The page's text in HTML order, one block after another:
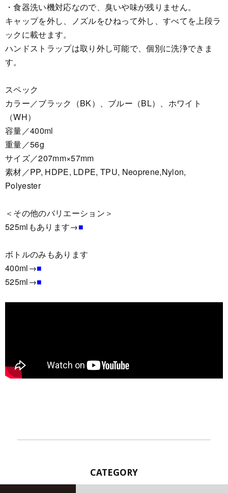
・食器洗い機対応なので、臭いや味が残りません。
キャップを外し、ノズルをひねって外し、すべてを上段ラ
ックに載せます。
ハンドストラップは取り外し可能で、個別に洗浄できま
す。
スペック
カラー／ブラック（BK）、ブルー（BL）、ホワイト
（WH）
容量／400ml
重量／56g
サイズ／207mm×57mm
素材／PP, HDPE, LDPE, TPU, Neoprene,Nylon,
Polyester
＜その他のバリエーション＞
525mlもあります→■
ボトルのみもあります
400ml→■
525ml→■
CATEGORY